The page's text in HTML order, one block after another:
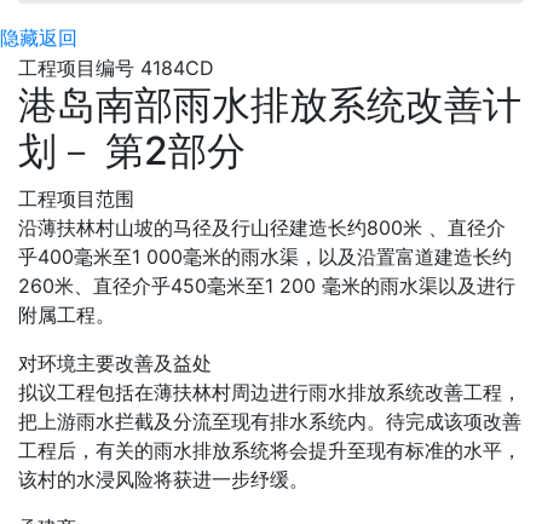
隐藏返回
工程项目编号 4184CD
港岛南部雨水排放系统改善计
划－ 第2部分
工程项目范围
沿薄扶林村山坡的马径及行山径建造长约800米 、直径介
乎400毫米至1 000毫米的雨水渠，以及沿置富道建造长约
260米、直径介乎450毫米至1 200 毫米的雨水渠以及进行
附属工程。
对环境主要改善及益处
拟议工程包括在薄扶林村周边进行雨水排放系统改善工程，
把上游雨水拦截及分流至现有排水系统内。待完成该项改善
工程后，有关的雨水排放系统将会提升至现有标准的水平，
该村的水浸风险将获进一步纾缓。